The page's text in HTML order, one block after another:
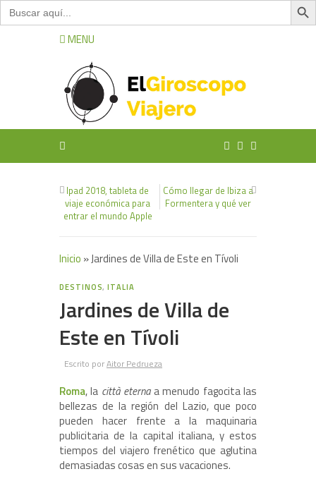
Buscar:
MENU
Ipad 2018, tableta de
viaje económica para
entrar el mundo Apple
Cómo llegar de Ibiza a
Formentera y qué ver
Inicio »Jardines de Villa de Este en Tívoli
DESTINOS,ITALIA
Jardines de Villa de
Este en Tívoli
Escrito porAitor Pedrueza
Roma, la città eternaa menudo fagocita las
bellezas de la región del Lazio, que poco
pueden hacer frente a la maquinaria
publicitaria de la capital italiana, y estos
tiempos del viajero frenético que aglutina
demasiadas cosas en sus vacaciones.